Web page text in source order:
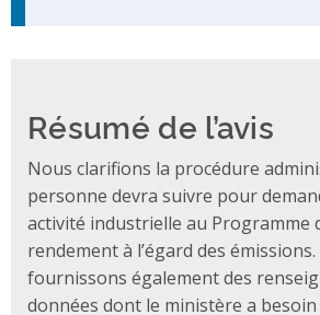
Résumé de l’avis
Nous clarifions la procédure
personne devra suivre pour
activité industrielle au Programme
rendement à l’égard des
fournissons également des
données dont le ministère a